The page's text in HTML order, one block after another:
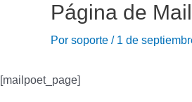
Página de
Por soporte / 1 de
[mailpoet_page]